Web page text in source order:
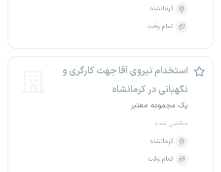
کرمانشاه
تمام وقت
استخدام نیروی آقا جهت کارگری و
نگهبانی در کرمانشاه
یک مجموعه معتبر
منقضی شده
کرمانشاه
تمام وقت